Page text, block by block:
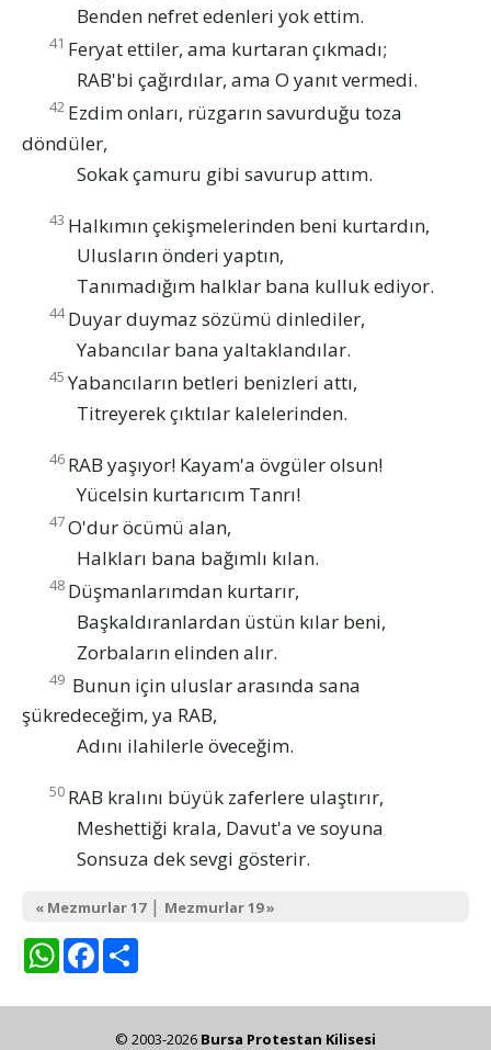
Benden nefret edenleri yok ettim.
41 Feryat ettiler, ama kurtaran çıkmadı;
RAB'bi çağırdılar, ama O yanıt vermedi.
42 Ezdim onları, rüzgarın savurduğu toza
döndüler,
Sokak çamuru gibi savurup attım.
43 Halkımın çekişmelerinden beni kurtardın,
Ulusların önderi yaptın,
Tanımadığım halklar bana kulluk ediyor.
44 Duyar duymaz sözümü dinlediler,
Yabancılar bana yaltaklandılar.
45 Yabancıların betleri benizleri attı,
Titreyerek çıktılar kalelerinden.
46 RAB yaşıyor! Kayam'a övgüler olsun!
Yücelsin kurtarıcım Tanrı!
47O'dur öcümü alan,
Halkları bana bağımlı kılan.
48 Düşmanlarımdan kurtarır,
Başkaldıranlardan üstün kılar beni,
Zorbaların elinden alır.
49 Bunun için uluslar arasında sana
şükredeceğim, ya RAB,
Adını ilahilerle öveceğim.
50 RAB kralını büyük zaferlere ulaştırır,
Meshettiği krala, Davut'a ve soyuna
Sonsuza dek sevgi gösterir.
« Mezmurlar 17| Mezmurlar 19 »
WhatsAppFacebook
© 2003-2026 Bursa Protestan Kilisesi